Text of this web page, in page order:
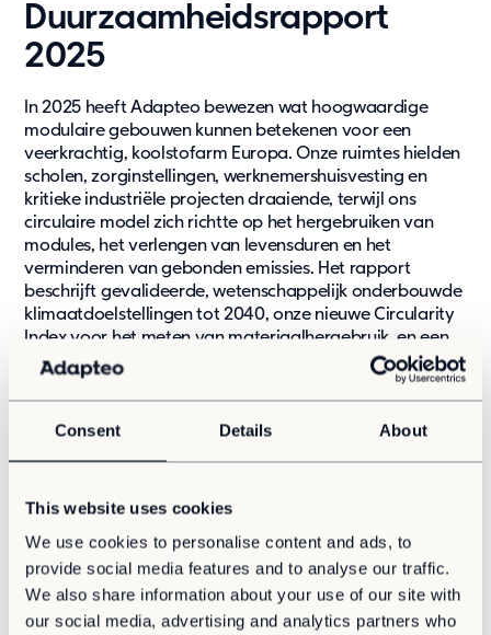
Consent Details About
This website uses cookies
We use cookies to personalise content and ads, to
provide social media features and to analyse our traffic.
We also share information about your use of our site with
our social media, advertising and analytics partners who
Duurzaamheidsrapport
2025
In 2025 heeft Adapteo bewezen wat hoogwaardige
modulaire gebouwen kunnen betekenen voor een
veerkrachtig, koolstofarm Europa. Onze ruimtes hielden
scholen, zorginstellingen, werknemershuisvesting en
kritieke industriële projecten draaiende, terwijl ons
circulaire model zich richtte op het hergebruiken van
modules, het verlengen van levensduren en het
verminderen van gebonden emissies. Het rapport
beschrijft gevalideerde, wetenschappelijk onderbouwde
klimaatdoelstellingen tot 2040, onze nieuwe Circularity
Index voor het meten van materiaalhergebruik, en een
Social Value Creation Model dat modulaire ruimte
koppelt aan tastbare resultaten voor samenlevingen.
Daarnaast laat het zien hoe groene financiering,
governance en bedrijfscultuur duurzaamheid
Je vindt alles hier